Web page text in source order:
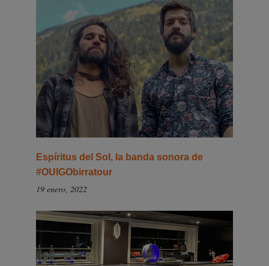
Espíritus del Sol, la banda sonora de
#OUIGObirratour
19 enero, 2022